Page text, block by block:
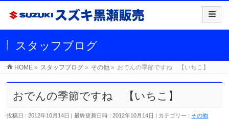
スタッフブログ
HOME » スタッフブログ » その他 » おでんの季節ですね 【いちこ】
おでんの季節ですね 【いちこ】
投稿日 : 2012年10月14日 最終更新日時 : 2012年10月14日 カテゴリー : その他